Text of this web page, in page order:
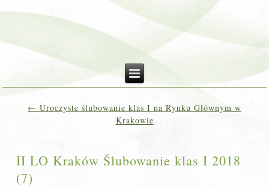
← Uroczyste ślubowanie klas I na Rynku Głównym w
Krakowie
II LO Kraków Ślubowanie klas I 2018
(7)